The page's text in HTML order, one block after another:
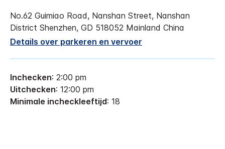
No.62 Guimiao Road, Nanshan Street, Nanshan
District Shenzhen, GD 518052 Mainland China
Details over parkeren en vervoer
Inchecken: 2:00 pm
Uitchecken: 12:00 pm
Minimale incheckleeftijd: 18